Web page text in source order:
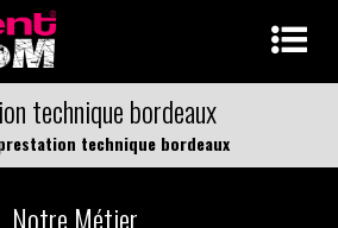
technique bordeaux
technique bordeaux
Notre Métier